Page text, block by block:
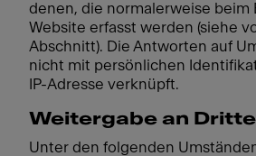
denen, die normalerweise beim
Website erfasst werden (siehe
Abschnitt). Die Antworten auf
nicht mit persönlichen
IP-Adresse verknüpft.
Weitergabe an Dritte
Unter den folgenden